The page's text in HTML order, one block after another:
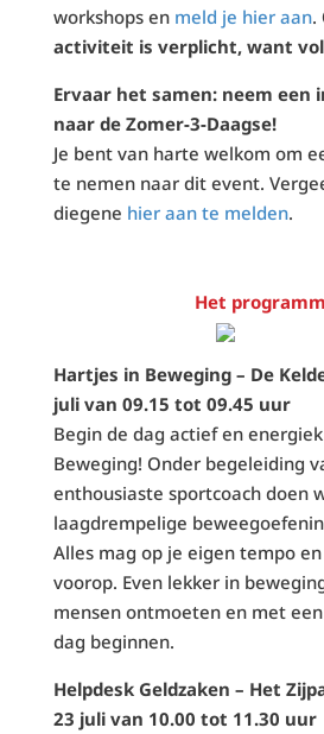
workshops en meld je hier aan.
activiteit is verplicht, want
Ervaar het samen: neem een
naar de Zomer-3-Daagse!
Je bent van harte welkom om
te nemen naar dit event.
diegene hier aan te melden.
Het
Hartjes in Beweging – De
juli van 09.15 tot 09.45 uur
Begin de dag actief en
Beweging! Onder begeleiding
enthousiaste sportcoach doen
laagdrempelige
Alles mag op je eigen tempo
voorop. Even lekker in
mensen ontmoeten en met
dag beginnen.
Helpdesk Geldzaken – Het
23 juli van 10.00 tot 11.30 uur